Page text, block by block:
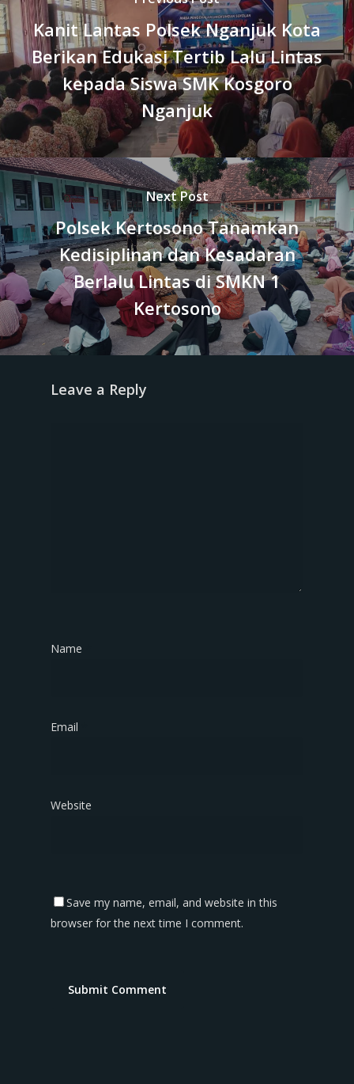
Kanit Lantas Polsek Nganjuk Kota
Berikan Edukasi Tertib Lalu Lintas
kepada Siswa SMK Kosgoro
Nganjuk
Next Post
Polsek Kertosono Tanamkan
Kedisiplinan dan Kesadaran
Berlalu Lintas di SMKN 1
Kertosono
Leave a Reply
Name
Email
Website
Save my name, email, and website in this
browser for the next time I comment.